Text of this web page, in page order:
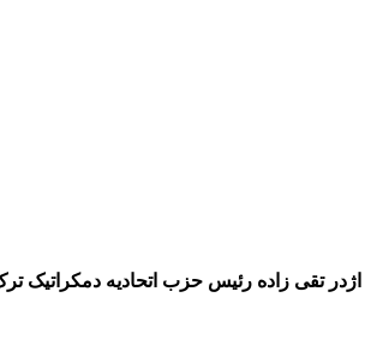
زاده رئیس حزب اتحادیه دمکراتیک ترک